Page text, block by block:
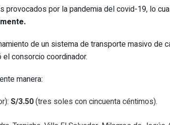
por la pandemia del covid-19, lo
de un sistema de transporte masivo de
consorcio coordinador.
manera:
S/3.50(tres soles con cincuenta céntimos).